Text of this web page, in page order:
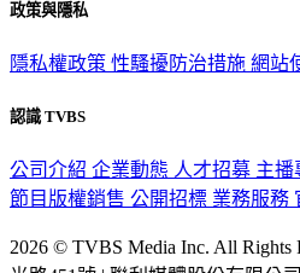
政策與隱私
隱私權政策 性騷擾防治措施 網站
認識 TVBS
公司介紹 企業動態 人才招募 主播
節目版權銷售 公開招標 業務服務
2026 © TVBS Media Inc. All Rights